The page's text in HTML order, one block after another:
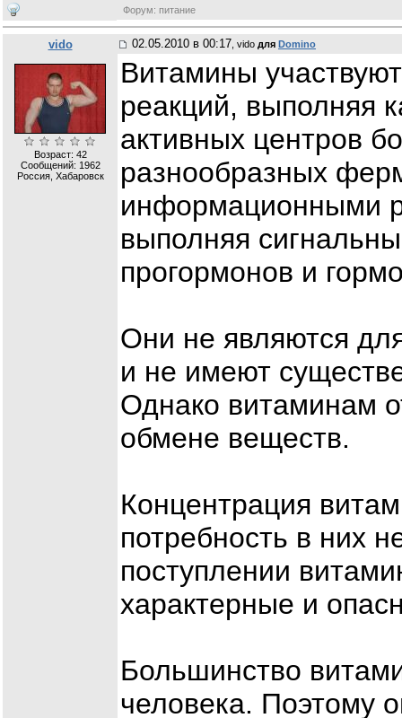
Форум: питание
vido 02.05.2010 в 00:17 , vido для Domino
Возраст: 42
Сообщений: 1962
Россия, Хабаровск
Витамины
реакций, выполняя
активных центров
разнообразных
информационными
выполняя
прогормонов и
Они не являются
и не имеют
Однако витаминам
обмене веществ.
Концентрация
потребность в них
поступлении
характерные и
Большинство
человека. Поэтому